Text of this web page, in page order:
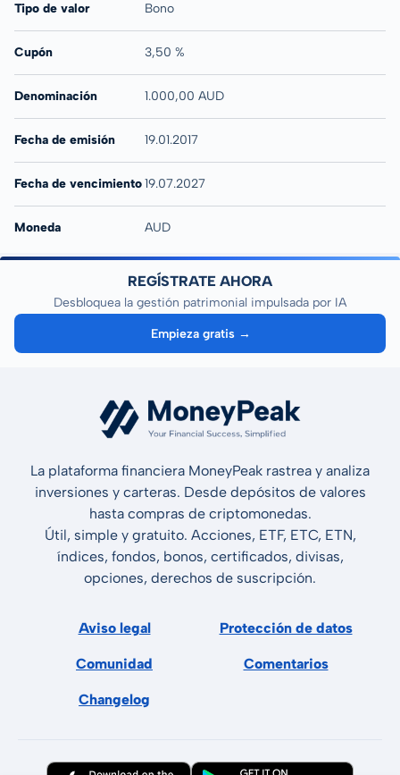
Tipo de valor Bono
Cupón 3,50 %
Denominación 1.000,00 AUD
Fecha de emisión 19.01.2017
Fecha de vencimiento19.07.2027
Moneda AUD
REGÍSTRATE AHORA
Desbloquea la gestión patrimonial impulsada por IA
Empieza gratis →
La plataforma financiera MoneyPeak rastrea y analiza
inversiones y carteras. Desde depósitos de valores
hasta compras de criptomonedas.
Útil, simple y gratuito. Acciones, ETF, ETC, ETN,
índices, fondos, bonos, certificados, divisas,
opciones, derechos de suscripción.
Aviso legal Protección de datos
Comunidad Comentarios
Changelog